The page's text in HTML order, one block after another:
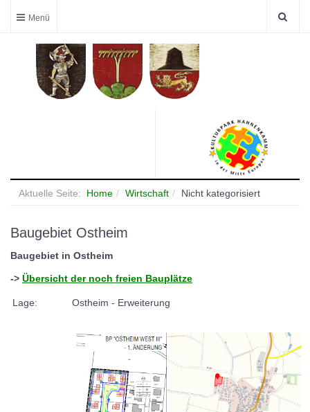
Aktuelle Seite: Home Wirtschaft Nicht kategorisiert
Baugebiet Ostheim
Baugebiet in Ostheim
-> Übersicht der noch freien Bauplätze
Lage: Ostheim - Erweiterung